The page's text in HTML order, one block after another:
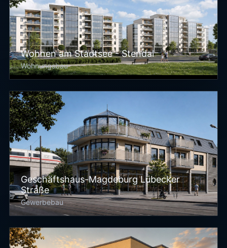
Wohnen am Stadtsee - Stendal
Wohnungsbau
Geschäftshaus-Magdeburg Lübecker
Straße
Gewerbebau